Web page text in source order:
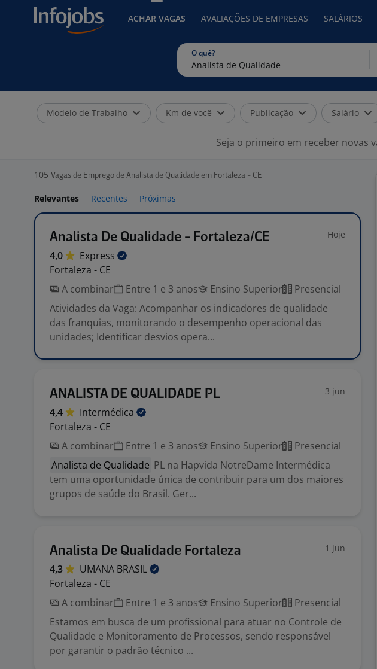
ACHAR VAGAS AVALIAÇÕES DE EMPRESAS SALÁRIOS
O quê?
Modelo de Trabalho Km de você Publicação Salário
Seja o primeiro em receber novas
105 Vagas de Emprego de Analista de Qualidade em Fortaleza - CE
Relevantes Recentes Próximas
Analista De Qualidade - Fortaleza/CE Hoje
4,0
Express
Fortaleza - CE
A combinar
Entre 1 e 3 anos Ensino Superior
Presencial
Atividades da Vaga: Acompanhar os indicadores de qualidade
das franquias, monitorando o desempenho operacional das
unidades; Identificar desvios opera...
ANALISTA DE QUALIDADE PL 3 jun
4,4
Intermédica
Fortaleza - CE
A combinar
Entre 1 e 3 anos Ensino Superior
Presencial
Analista de Qualidade PL na Hapvida NotreDame Intermédica
tem uma oportunidade única de contribuir para um dos maiores
grupos de saúde do Brasil. Ger...
Analista De Qualidade Fortaleza 1 jun
4,3 UMANA BRASIL
Fortaleza - CE
A combinar
Entre 1 e 3 anos Ensino Superior
Presencial
Estamos em busca de um profissional para atuar no Controle de
Qualidade e Monitoramento de Processos, sendo responsável
por garantir o padrão técnico ...